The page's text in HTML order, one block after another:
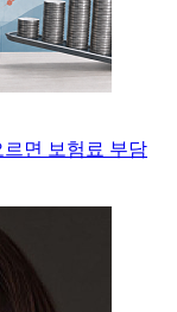
면 보험료 부담